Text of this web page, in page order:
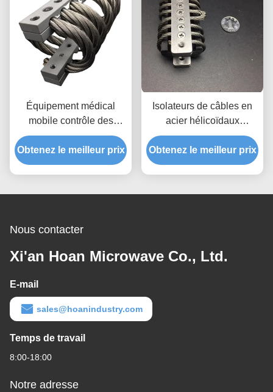
Équipement médical
mobile contrôle des
chocs par amortisseur de
vibrations à câbles
Obtenez le meilleur prix
Isolateurs de câbles en
acier hélicoïdaux
machine à câbles
compresseur
transformateur générateur
fer
Obtenez le meilleur prix
Nous contacter
Xi'an Hoan Microwave Co., Ltd.
E-mail
sales@hoanindustry.com
Temps de travail
8:00-18:00
Notre adresse